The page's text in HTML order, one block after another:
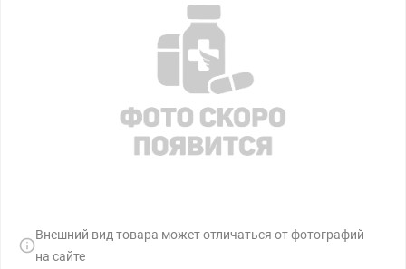
Внешний вид товара может отличаться от фотографий
на сайте